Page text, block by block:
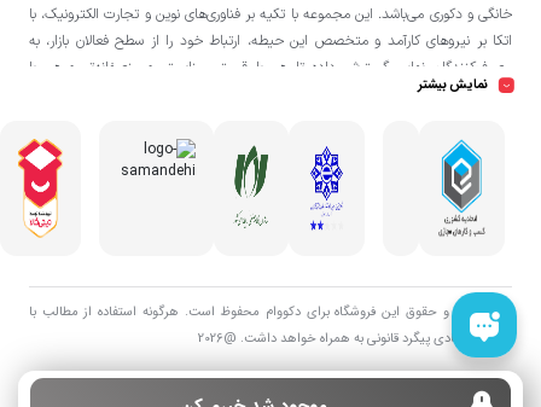
خانگی و دکوری می‌باشد. این مجموعه با تكيه بر فناوری‌های نوين و تجارت الكترونيک، با
اتکا بر نيروهای كارآمد و متخصص اين حيطه، ارتباط خود را از سطح فعالان بازار، به
مصرف‌كنندگان نهايی گسترش داده تا هم با قيمتی مناسبتر و منصفانه‌تر و هم با
خدماتی گسترده‌تر و كيفی‌تر در خدمت هموطنان عزیز در اقصی نقاط ميهنمان باشد.
حضوری کالا از انبار تنها در صورت ثبت سفارش قبلی از طریق سایت و انتخاب زمان،
امکان پذیر می‌باشد.
نمایش بیشتر
تمامی حق و حقوق اين فروشگاه برای دکووام محفوظ است. هرگونه استفاده از مطالب با
هدف اقتصادی پیگرد قانونی به همراه خواهد داشت. @2026